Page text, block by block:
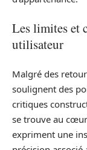
Les limites et
utilisateur
Malgré des
soulignent des
critiques
se trouve au
expriment une